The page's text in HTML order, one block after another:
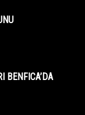
BENFICA’DA